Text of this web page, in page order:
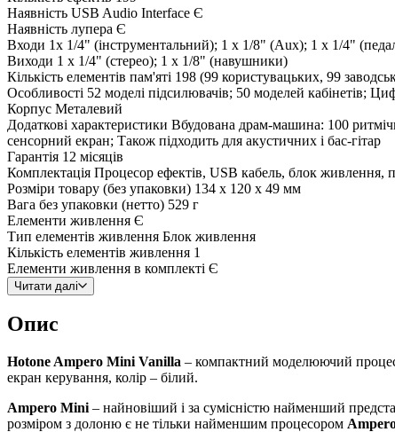
Наявність USB Audio Interface Є
Наявність лупера Є
Входи 1x 1/4" (інструментальний); 1 x 1/8" (Aux); 1 x 1/4"
Виходи 1 x 1/4" (стерео); 1 x 1/8" (навушники)
Кількість елементів пам'яті 198 (99 користувацьких, 99
Особливості 52 моделі підсилювачів; 50 моделей кабінетів;
Корпус Металевий
Додаткові характеристики Вбудована драм-машина: 100
сенсорний екран; Також підходить для акустичних і бас-гітар
Гарантія 12 місяців
Комплектація Процесор ефектів, USB кабель, блок живлення,
Розміри товару (без упаковки) 134 x 120 x 49 мм
Вага без упаковки (нетто) 529 г
Елементи живлення Є
Тип елементів живлення Блок живлення
Кількість елементів живлення 1
Елементи живлення в комплекті Є
Читати далі
Опис
Hotone Ampero Mini Vanilla – компактний моделюючий
екран керування, колір – білий.
Ampero Mini – найновіший і за сумісністю найменший
розміром з долоню є не тільки найменшим процесором